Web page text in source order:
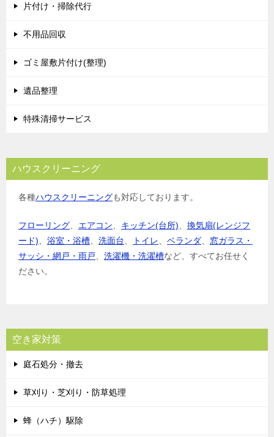
片付け・掃除代行
不用品回収
ゴミ屋敷片付け(整理)
遺品整理
特殊清掃サービス
ハウスクリーニング
各種ハウスクリーニングも対応しております。
フローリング、 エアコン、 キッチン(台所)、 換気扇(レンジフ
ード)、 浴室・浴槽、 洗面台、 トイレ、 ベランダ、 窓ガラス・
サッシ・網戸・雨戸、 洗濯機・洗濯槽など、すべてお任せく
ださい。
空き家対策
庭石処分・撤去
草刈り・芝刈り・防草処理
蜂（ハチ）駆除